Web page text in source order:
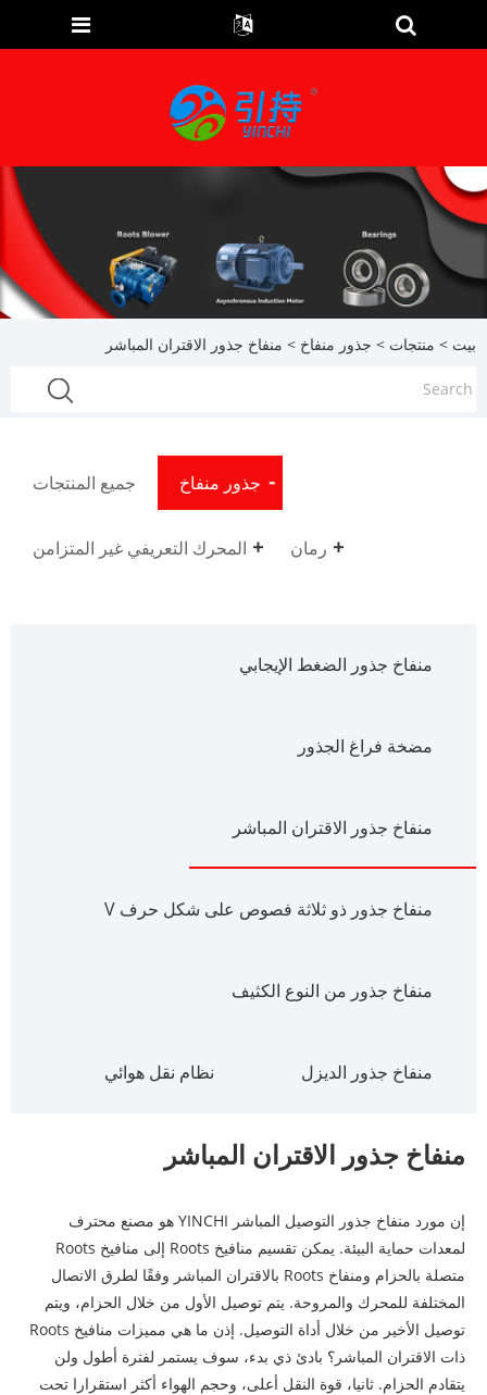
بيت > منتجات > جذور منفاخ > منفاخ جذور الاقتران المباشر
جميع المنتجات جذور منفاخ
المحرك التعريفي غير المتزامن رمان
منفاخ جذور الضغط الإيجابي
مضخة فراغ الجذور
منفاخ جذور الاقتران المباشر
منفاخ جذور ذو ثلاثة فصوص على شكل حرف V
منفاخ جذور من النوع الكثيف
منفاخ جذور الديزل نظام نقل هوائي
منفاخ جذور الاقتران المباشر
إن مورد منفاخ جذور التوصيل المباشر YINCHI هو مصنع محترف
لمعدات حماية البيئة. يمكن تقسيم منافيخ Roots إلى منافيخ Roots
متصلة بالحزام ومنفاخ Roots بالاقتران المباشر وفقًا لطرق الاتصال
المختلفة للمحرك والمروحة. يتم توصيل الأول من خلال الحزام، ويتم
توصيل الأخير من خلال أداة التوصيل. إذن ما هي مميزات منافيخ Roots
ذات الاقتران المباشر؟ بادئ ذي بدء، سوف يستمر لفترة أطول ولن
يتقادم الحزام. ثانيا، قوة النقل أعلى، وحجم الهواء أكثر استقرارا تحت